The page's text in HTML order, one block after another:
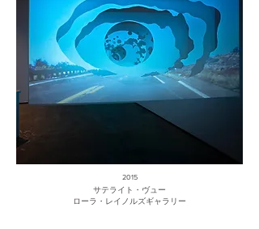
2015
サテライト・ヴュー
ローラ・レイノルズギャラリー